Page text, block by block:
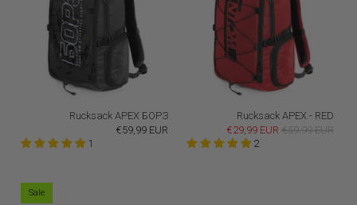
Rucksack APEX БОРЗ
€59,99 EUR
1
Rucksack APEX - RED
€29,99 EUR €59,99 EUR
2
Sale